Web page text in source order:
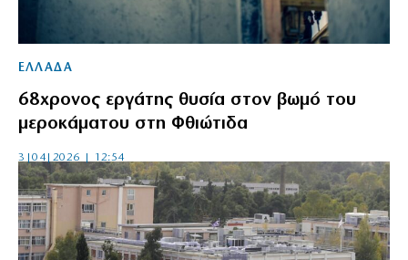
ΕΛΛΑΔΑ
68χρονος εργάτης θυσία στον βωμό του
μεροκάματου στη Φθιώτιδα
3|04|2026 | 12:54